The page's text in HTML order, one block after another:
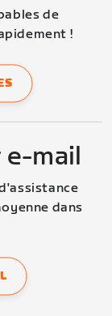
de
!
e-mail
dans